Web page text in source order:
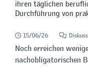
ihren täglichen
Durchführung von
15/06/26
Noch erreichen
nachobligatorischen